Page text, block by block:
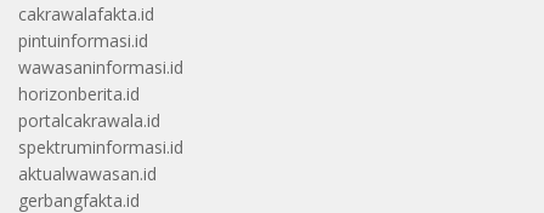
cakrawalafakta.id
pintuinformasi.id
wawasaninformasi.id
horizonberita.id
portalcakrawala.id
spektruminformasi.id
aktualwawasan.id
gerbangfakta.id